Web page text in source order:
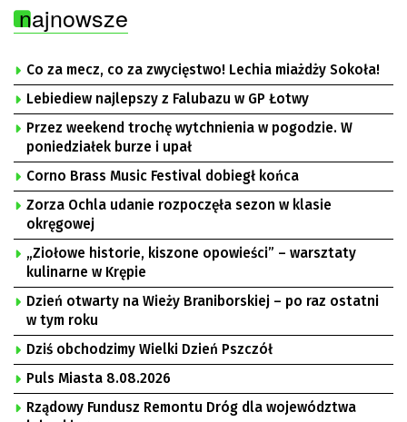
najnowsze
Co za mecz, co za zwycięstwo! Lechia miażdży Sokoła!
Lebiediew najlepszy z Falubazu w GP Łotwy
Przez weekend trochę wytchnienia w pogodzie. W
poniedziałek burze i upał
Corno Brass Music Festival dobiegł końca
Zorza Ochla udanie rozpoczęła sezon w klasie
okręgowej
„Ziołowe historie, kiszone opowieści” – warsztaty
kulinarne w Krępie
Dzień otwarty na Wieży Braniborskiej – po raz ostatni
w tym roku
Dziś obchodzimy Wielki Dzień Pszczół
Puls Miasta 8.08.2026
Rządowy Fundusz Remontu Dróg dla województwa